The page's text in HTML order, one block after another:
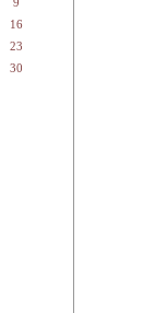
16
23
30